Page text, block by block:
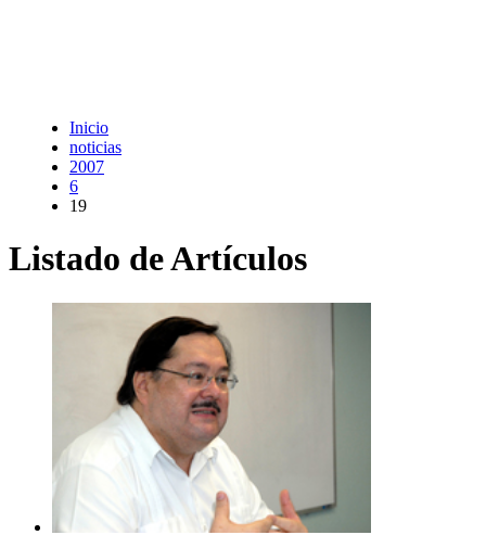
Inicio
noticias
2007
6
19
Listado de Artículos